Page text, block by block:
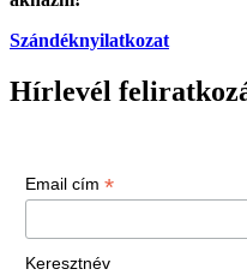
Szándéknyilatkozat
Hírlevél
Email cím *
Keresztnév